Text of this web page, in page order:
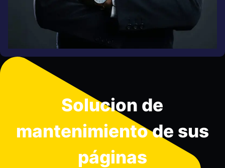
Solucion de
mantenimiento de sus
páginas